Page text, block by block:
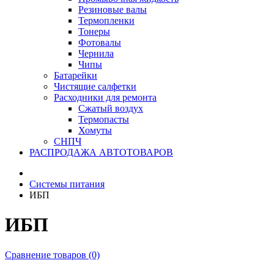
Резиновые валы
Термопленки
Тонеры
Фотовалы
Чернила
Чипы
Батарейки
Чистящие салфетки
Расходники для ремонта
Сжатый воздух
Термопасты
Хомуты
СНПЧ
РАСПРОДАЖА АВТОТОВАРОВ
Системы питания
ИБП
ИБП
Сравнение товаров (0)